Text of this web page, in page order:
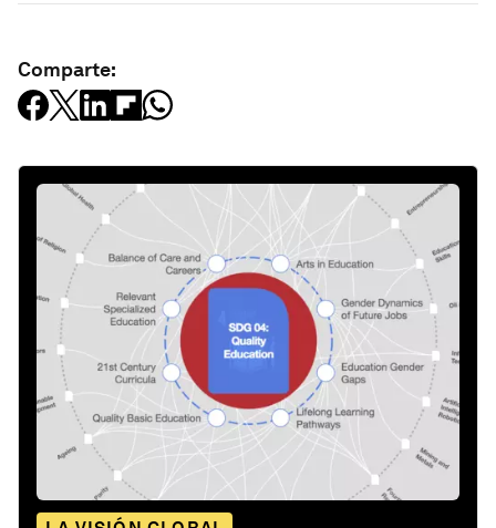
Comparte: